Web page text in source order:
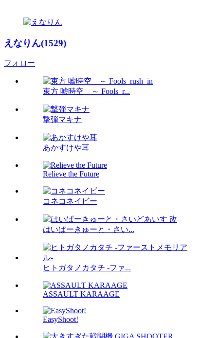
えなりん(1529)
フォロー
束方 嘘時空 ～ Fools_r...
撃弾マキナ
あかすけや耳
Relieve the Future
コネコネイビー
はいぱーきゅーと・さい...
ヒトガタノカタチ -ファ...
ASSAULT KARAAGE
EasyShoot!